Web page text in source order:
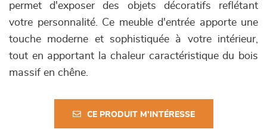
permet d'exposer des objets décoratifs reflétant
votre personnalité. Ce meuble d'entrée apporte une
touche moderne et sophistiquée à votre intérieur,
tout en apportant la chaleur caractéristique du bois
massif en chêne.
CE PRODUIT M'INTÉRESSE